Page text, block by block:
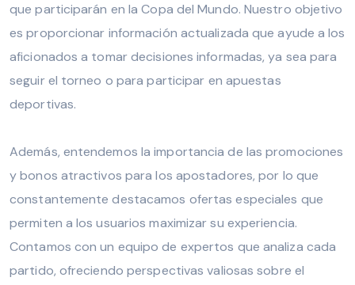
que participarán en la Copa del Mundo. Nuestro objetivo
es proporcionar información actualizada que ayude a los
aficionados a tomar decisiones informadas, ya sea para
seguir el torneo o para participar en apuestas
deportivas.
Además, entendemos la importancia de las promociones
y bonos atractivos para los apostadores, por lo que
constantemente destacamos ofertas especiales que
permiten a los usuarios maximizar su experiencia.
Contamos con un equipo de expertos que analiza cada
partido, ofreciendo perspectivas valiosas sobre el